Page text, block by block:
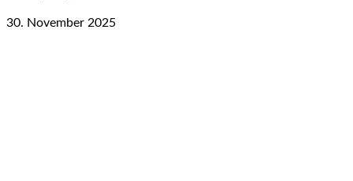
30. November 2025